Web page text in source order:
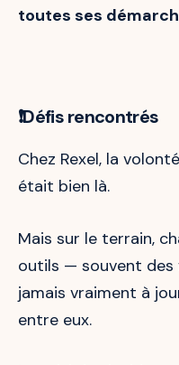
toutes ses
❗Défis rencontrés
Chez Rexel, la
était bien là.
Mais sur le terrain,
outils — souvent des
jamais vraiment à
entre eux.